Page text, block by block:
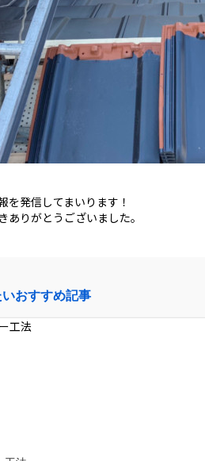
を発信してまいります！
ありがとうございました。
おすすめ記事